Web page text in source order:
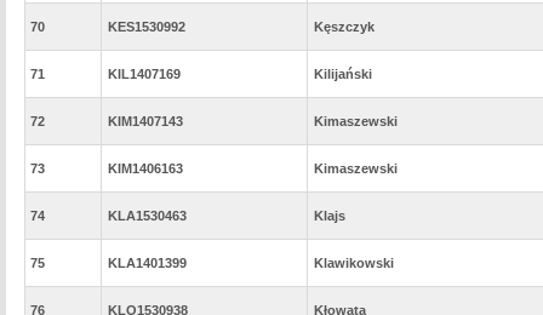
70 KES1530992 Kęszczyk
71 KIL1407169 Kilijański
72 KIM1407143 Kimaszewski
73 KIM1406163 Kimaszewski
74 KLA1530463 Klajs
75 KLA1401399 Klawikowski
76 KLO1530938 Kłowata